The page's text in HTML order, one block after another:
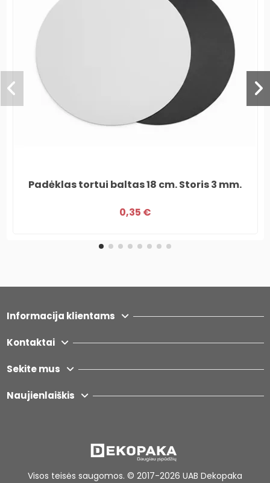
Padėklas tortui baltas 18 cm. Storis 3 mm.
0,35 €
Informacija klientams
Kontaktai
Sekite mus
Naujienlaiškis
Visos teisės saugomos. © 2017-2026 UAB Dekopaka